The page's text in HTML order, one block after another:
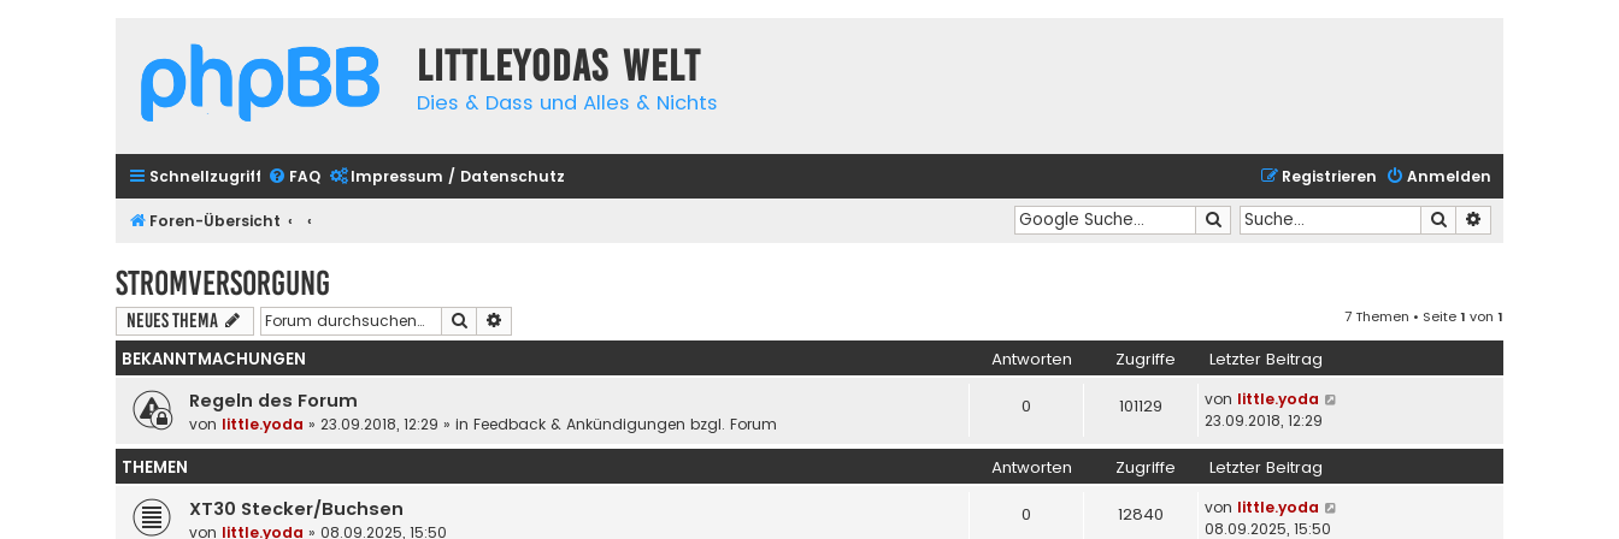
Littleyodas Welt
Dies & Dass und Alles & Nichts
Schnellzugriff FAQ Impressum / Datenschutz Anmelden
Registrieren
Foren-Übersicht Suche
Suche
Stromversorgung
Neues Thema Suche 7 Themen • Seite1 von 1
BEKANNTMACHUNGEN Antworten Zugriffe Letzter Beitrag
Regeln des Forum
von little.yoda » 23.09.2018, 12:29 » in Feedback & Ankündigungen bzgl. Forum
0 101129 von little.yoda
23.09.2018, 12:29
THEMEN Antworten Zugriffe Letzter Beitrag
XT30 Stecker/Buchsen
von little.yoda » 08.09.2025, 15:50
0 12840 von little.yoda
08.09.2025, 15:50